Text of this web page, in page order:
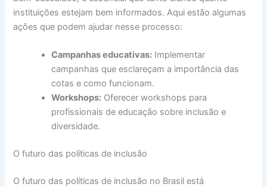
instituições estejam bem informados. Aqui estão algumas
ações que podem ajudar nesse processo:
Campanhas educativas: Implementar
campanhas que esclareçam a importância das
cotas e como funcionam.
Workshops: Oferecer workshops para
profissionais de educação sobre inclusão e
diversidade.
O futuro das políticas de inclusão
O futuro das políticas de inclusão no Brasil está